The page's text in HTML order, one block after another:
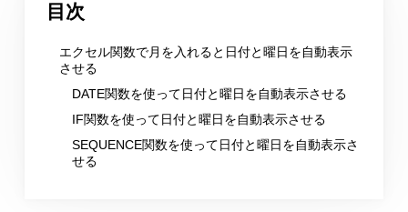
目次
エクセル関数で月を入れると日付と曜日を自動表示
させる
DATE関数を使って日付と曜日を自動表示させる
IF関数を使って日付と曜日を自動表示させる
SEQUENCE関数を使って日付と曜日を自動表示さ
せる